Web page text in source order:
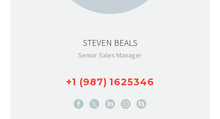
STEVEN BEALS
Senior Sales Manager
+1 (987) 1625346